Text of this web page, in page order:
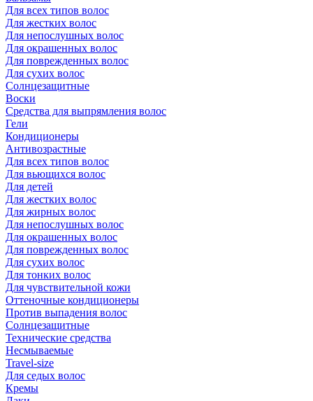
Для всех типов волос
Для жестких волос
Для непослушных волос
Для окрашенных волос
Для поврежденных волос
Для сухих волос
Солнцезащитные
Воски
Средства для выпрямления волос
Гели
Кондиционеры
Антивозрастные
Для всех типов волос
Для вьющихся волос
Для детей
Для жестких волос
Для жирных волос
Для непослушных волос
Для окрашенных волос
Для поврежденных волос
Для сухих волос
Для тонких волос
Для чувствительной кожи
Оттеночные кондиционеры
Против выпадения волос
Солнцезащитные
Технические средства
Несмываемые
Travel-size
Для седых волос
Кремы